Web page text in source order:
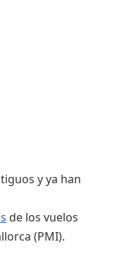
y ya han
de los vuelos
(PMI).